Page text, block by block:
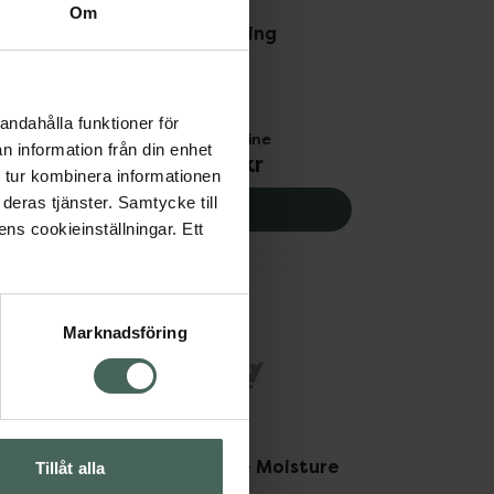
Om
funktioner för
information från din enhet
kombinera informationen
tjänster. Samtycke till
cookieinställningar. Ett
Marknadsföring
Tillåt alla
Moisture Ansikte Serum, 119 kr.
L300 Revitalizing
Pris online
199 kr
Köp L300 Revitalizing
L300 Intensive Moisture